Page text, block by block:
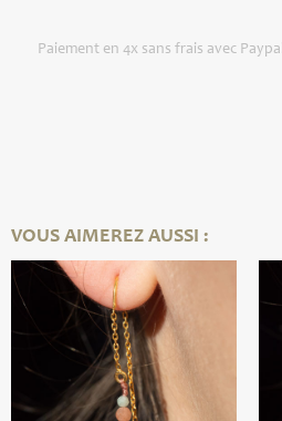
Paiement en 4x sans frais avec Paypal
VOUS AIMEREZ AUSSI :